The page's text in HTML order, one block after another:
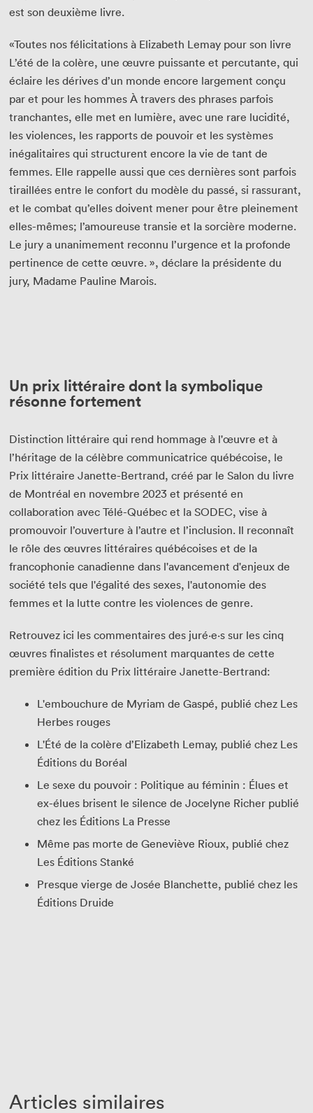
est son deuxième livre.
«Toutes nos félicitations à Elizabeth Lemay pour son livre
L’été de la colère, une œuvre puissante et percutante, qui
éclaire les dérives d’un monde encore largement conçu
par et pour les hommes À travers des phrases parfois
tranchantes, elle met en lumière, avec une rare lucidité,
les violences, les rapports de pouvoir et les systèmes
inégalitaires qui structurent encore la vie de tant de
femmes. Elle rappelle aussi que ces dernières sont parfois
tiraillées entre le confort du modèle du passé, si rassurant,
et le combat qu’elles doivent mener pour être pleinement
elles-mêmes; l’amoureuse transie et la sorcière moderne.
Le jury a unanimement reconnu l’urgence et la profonde
pertinence de cette œuvre. », déclare la présidente du
jury, Madame Pauline Marois.
Un prix littéraire dont la symbolique
résonne fortement
Distinction littéraire qui rend hommage à l'œuvre et à
l’héritage de la célèbre communicatrice québécoise, le
Prix littéraire Janette-Bertrand, créé par le Salon du livre
de Montréal en novembre 2023 et présenté en
collaboration avec Télé-Québec et la SODEC, vise à
promouvoir l’ouverture à l’autre et l’inclusion. Il reconnaît
le rôle des œuvres littéraires québécoises et de la
francophonie canadienne dans l'avancement d'enjeux de
société tels que l'égalité des sexes, l'autonomie des
femmes et la lutte contre les violences de genre.
Retrouvez ici les commentaires des juré·e·s sur les cinq
œuvres finalistes et résolument marquantes de cette
première édition du Prix littéraire Janette-Bertrand:
L'embouchure de Myriam de Gaspé, publié chez Les
Herbes rouges
L'Été de la colère d’Elizabeth Lemay, publié chez Les
Éditions du Boréal
Le sexe du pouvoir : Politique au féminin : Élues et
ex-élues brisent le silence de Jocelyne Richer publié
chez les Éditions La Presse
Même pas morte de Geneviève Rioux, publié chez
Les Éditions Stanké
Presque vierge de Josée Blanchette, publié chez les
Éditions Druide
Articles similaires